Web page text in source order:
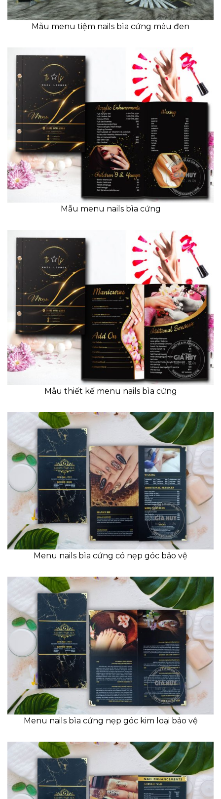
Mẫu menu tiệm nails bìa cứng màu đen
Mẫu menu nails bìa cứng
Mẫu thiết kế menu nails bìa cứng
Menu nails bìa cứng có nẹp góc bảo vệ
Menu nails bìa cứng nẹp góc kim loại bảo vệ